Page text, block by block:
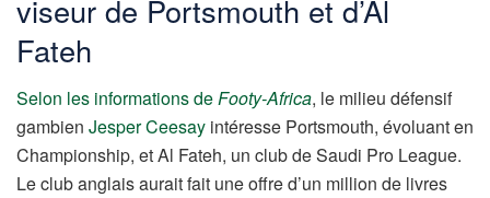
viseur de Portsmouth et d’Al
Fateh
Selon les informations deFooty-Africa, le milieu défensif
gambien Jesper Ceesay intéresse Portsmouth, évoluant en
Championship, et Al Fateh, un club de Saudi Pro League.
Le club anglais aurait fait une offre d’un million de livres